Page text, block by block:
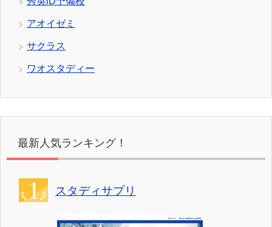
アオイゼミ
サクラス
ワオスタディー
最新人気ランキング！
スタディサプリ